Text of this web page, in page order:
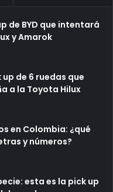
de BYD que intentará
y Amarok
de 6 ruedas que
a la Toyota Hilux
en Colombia: ¿qué
y números?
esta es la pick up